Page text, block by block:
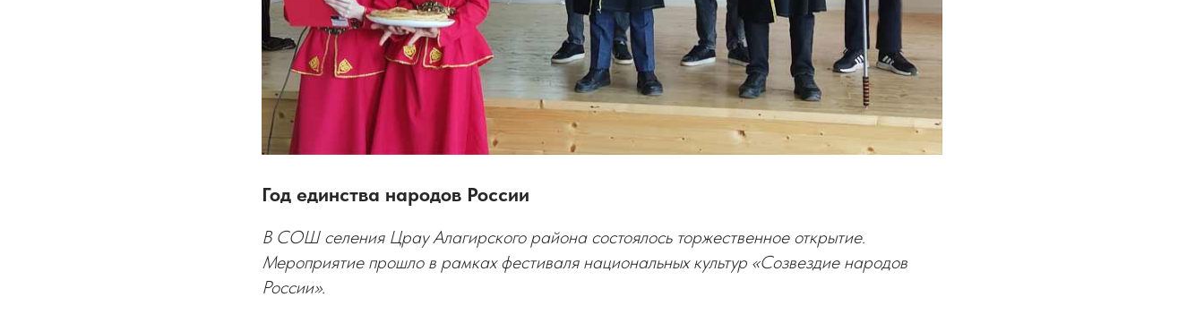
Год единства народов России
В СОШ селения Црау Алагирского района состоялось торжественное открытие.
Мероприятие прошло в рамках фестиваля национальных культур «Созвездие народов
России».